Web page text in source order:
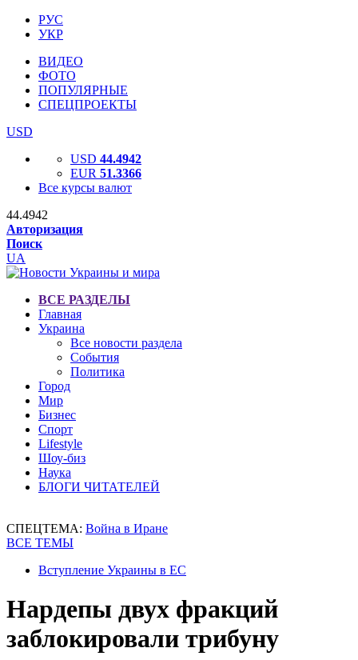
РУС
УКР
ВИДЕО
ФОТО
ПОПУЛЯРНЫЕ
СПЕЦПРОЕКТЫ
USD
USD 44.4942
EUR 51.3366
Все курсы валют
44.4942
Авторизация
Поиск
UA
ВСЕ РАЗДЕЛЫ
Главная
Украина
Все новости раздела
События
Политика
Город
Мир
Бизнес
Спорт
Lifestyle
Шоу-биз
Наука
БЛОГИ ЧИТАТЕЛЕЙ
СПЕЦТЕМА: Война в Иране
ВСЕ ТЕМЫ
Вступление Украины в ЕС
Нардепы двух фракций
заблокировали трибуну